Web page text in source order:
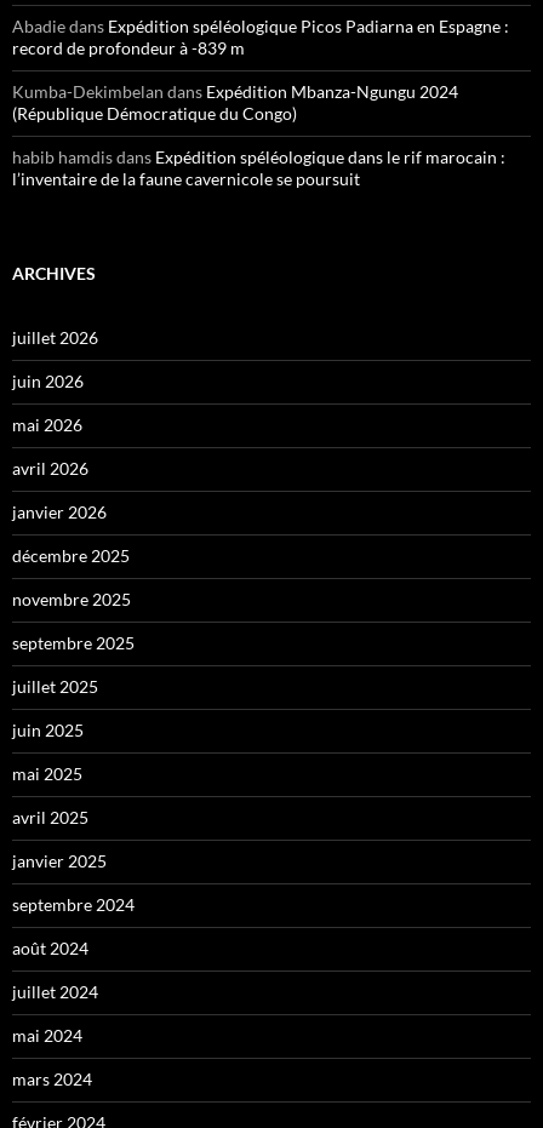
Abadiedans Expédition spéléologique Picos Padiarna en Espagne :
record de profondeur à -839 m
Kumba-Dekimbelan dans Expédition Mbanza-Ngungu 2024
(République Démocratique du Congo)
habib hamdisdans Expédition spéléologique dans le rif marocain :
l’inventaire de la faune cavernicole se poursuit
ARCHIVES
juillet 2026
juin 2026
mai 2026
avril 2026
janvier 2026
décembre 2025
novembre 2025
septembre 2025
juillet 2025
juin 2025
mai 2025
avril 2025
janvier 2025
septembre 2024
août 2024
juillet 2024
mai 2024
mars 2024
février 2024